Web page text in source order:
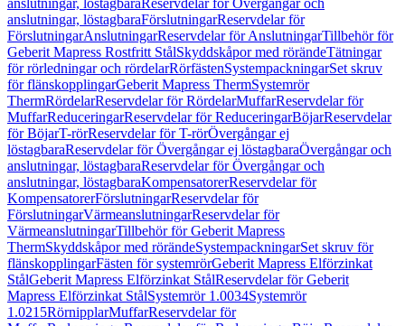
anslutningar, löstagbaraReservdelar för Övergångar och
anslutningar, löstagbaraFörslutningarReservdelar för
FörslutningarAnslutningarReservdelar för AnslutningarTillbehör för
Geberit Mapress Rostfritt StålSkyddskåpor med rörändeTätningar
för rörledningar och rördelarRörfästenSystempackningarSet skruv
för flänskopplingarGeberit Mapress ThermSystemrör
ThermRördelarReservdelar för RördelarMuffarReservdelar för
MuffarReduceringarReservdelar för ReduceringarBöjarReservdelar
för BöjarT-rörReservdelar för T-rörÖvergångar ej
löstagbaraReservdelar för Övergångar ej löstagbaraÖvergångar och
anslutningar, löstagbaraReservdelar för Övergångar och
anslutningar, löstagbaraKompensatorerReservdelar för
KompensatorerFörslutningarReservdelar för
FörslutningarVärmeanslutningarReservdelar för
VärmeanslutningarTillbehör för Geberit Mapress
ThermSkyddskåpor med rörändeSystempackningarSet skruv för
flänskopplingarFästen för systemrörGeberit Mapress Elförzinkat
StålGeberit Mapress Elförzinkat StålReservdelar för Geberit
Mapress Elförzinkat StålSystemrör 1.0034Systemrör
1.0215RörnipplarMuffarReservdelar för